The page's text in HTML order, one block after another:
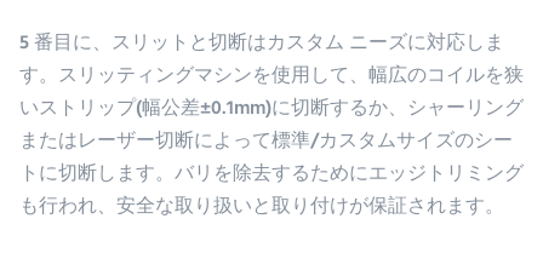
5 番目に、スリットと切断はカスタム ニーズに対応しま
す。スリッティングマシンを使用して、幅広のコイルを狭
いストリップ(幅公差±0.1mm)に切断するか、シャーリング
またはレーザー切断によって標準/カスタムサイズのシー
トに切断します。バリを除去するためにエッジトリミング
も行われ、安全な取り扱いと取り付けが保証されます。